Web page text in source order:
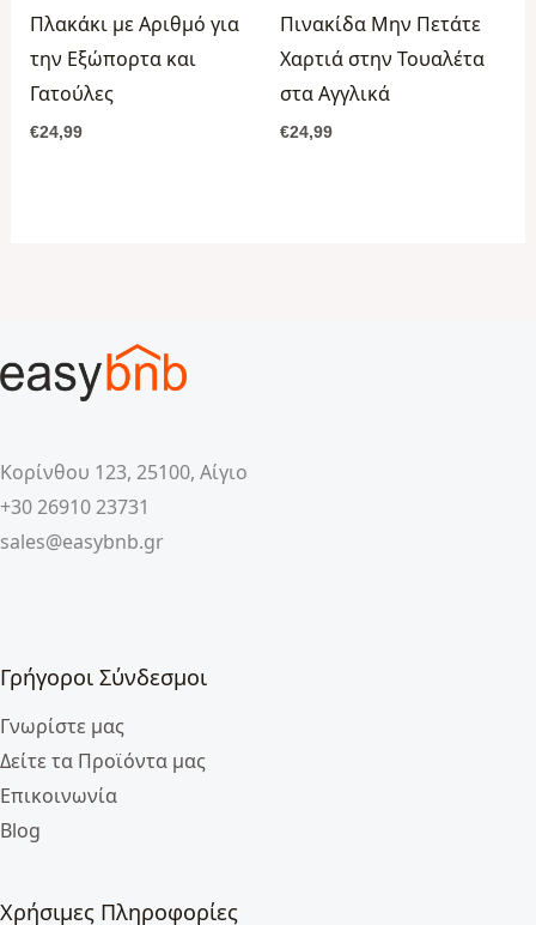
Πλακάκι με Αριθμό για
την Εξώπορτα και
Γατούλες
€24,99
Πινακίδα Μην Πετάτε
Χαρτιά στην Τουαλέτα
στα Αγγλικά
€24,99
Κορίνθου 123, 25100, Αίγιο
+30 26910 23731
sales@easybnb.gr
Γρήγοροι Σύνδεσμοι
Γνωρίστε μας
Δείτε τα Προϊόντα μας
Επικοινωνία
Blog
Χρήσιμες Πληροφορίες